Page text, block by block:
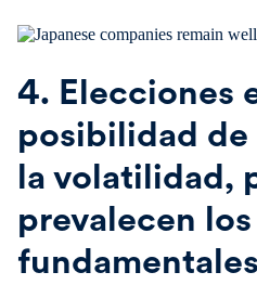
4. Elecciones
posibilidad de
la volatilidad,
prevalecen los
fundamentales